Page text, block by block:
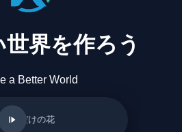
界を作ろう
a Better World
一つだけの花